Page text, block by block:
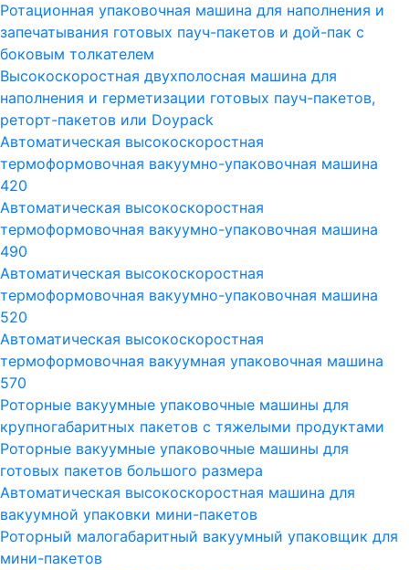
Ротационная упаковочная машина для наполнения и
запечатывания готовых пауч-пакетов и дой-пак с
боковым толкателем
Высокоскоростная двухполосная машина для
наполнения и герметизации готовых пауч-пакетов,
реторт-пакетов или Doypack
Автоматическая высокоскоростная
термоформовочная вакуумно-упаковочная машина
420
Автоматическая высокоскоростная
термоформовочная вакуумно-упаковочная машина
490
Автоматическая высокоскоростная
термоформовочная вакуумно-упаковочная машина
520
Автоматическая высокоскоростная
термоформовочная вакуумная упаковочная машина
570
Роторные вакуумные упаковочные машины для
крупногабаритных пакетов с тяжелыми продуктами
Роторные вакуумные упаковочные машины для
готовых пакетов большого размера
Автоматическая высокоскоростная машина для
вакуумной упаковки мини-пакетов
Роторный малогабаритный вакуумный упаковщик для
мини-пакетов